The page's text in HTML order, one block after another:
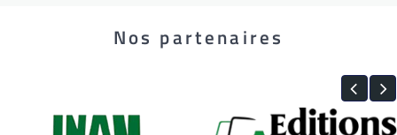
Nos partenaires